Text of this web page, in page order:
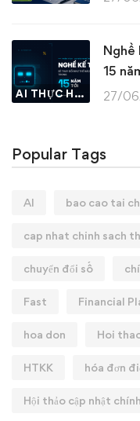
AI THỰC HÀNH
Nghề
15
27/
Popular Tags
AI bao cao tai
cap nhat chinh sach
chuyển đổi số
Fast Financial
hoa don Hoi
HTKK hóa đơn
Hội thảo cập nhật